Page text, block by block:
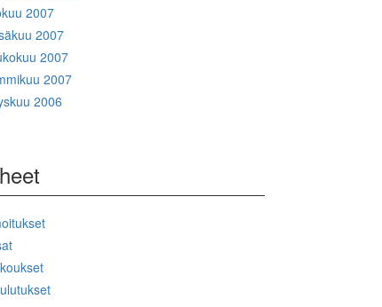
2007
2007
2007
2007
2006